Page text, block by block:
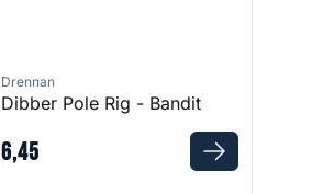
Drennan
Dibber Pole Rig - Bandit
6,45